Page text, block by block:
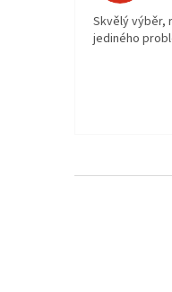
Skvělý výběr,
jediného